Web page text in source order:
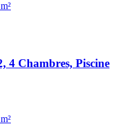
4 Chambres, Piscine